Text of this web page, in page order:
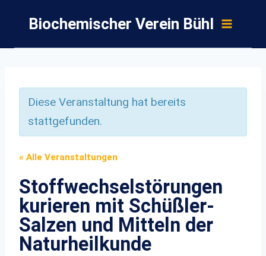
springen
Biochemischer Verein Bühl
Diese Veranstaltung hat bereits
stattgefunden.
« Alle Veranstaltungen
Stoffwechselstörungen
kurieren mit Schüßler-
Salzen und Mitteln der
Naturheilkunde